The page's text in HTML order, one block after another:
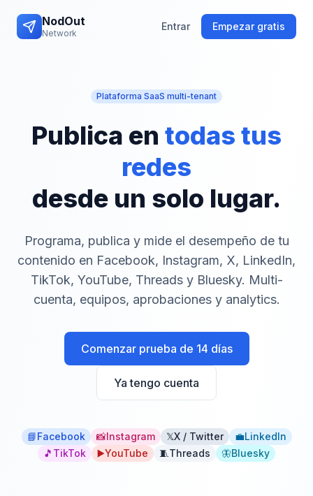
NodOut
Network
Entrar Empezar gratis
Plataforma SaaS multi-tenant
Publica en todas tus
redes
desde un solo lugar.
Programa, publica y mide el desempeño de tu
contenido en Facebook, Instagram, X, LinkedIn,
TikTok, YouTube, Threads y Bluesky. Multi-
cuenta, equipos, aprobaciones y analytics.
Comenzar prueba de 14 días
Ya tengo cuenta
📘Facebook 📸Instagram 𝕏X / Twitter 💼LinkedIn
🎵 TikTok ▶️YouTube 🧵Threads 🦋Bluesky